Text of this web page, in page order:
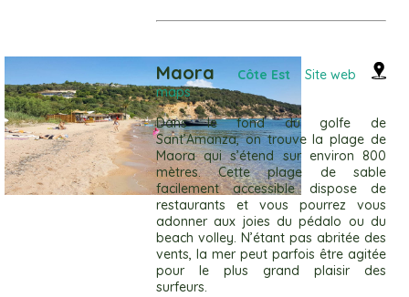
MaoraCôte EstSite web
maps
Dans le fond du golfe de
Sant’Amanza, on trouve la plage de
Maora qui s’étend sur environ 800
mètres. Cette plage de sable
facilement accessible dispose de
restaurants et vous pourrez vous
adonner aux joies du pédalo ou du
beach volley. N’étant pas abritée des
vents, la mer peut parfois être agitée
pour le plus grand plaisir des
surfeurs.